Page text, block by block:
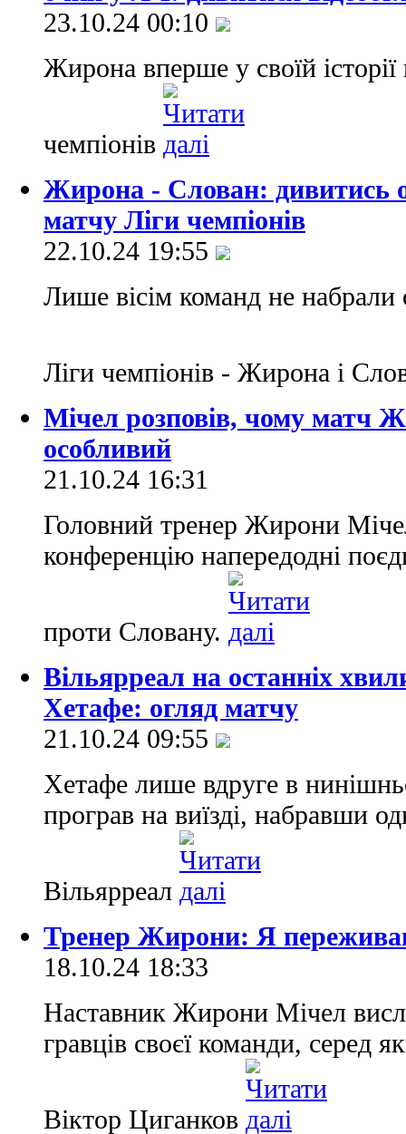
23.10.24 00:10
Жирона вперше у своїй історії
чемпіонів
Жирона - Слован: дивитись
матчу Ліги чемпіонів
22.10.24 19:55
Лише вісім команд не набрали
Ліги чемпіонів - Жирона і
Мічел розповів, чому матч
особливий
21.10.24 16:31
Головний тренер Жирони
конференцію напередодні
проти Словану.
Вільярреал на останніх
Хетафе: огляд матчу
21.10.24 09:55
Хетафе лише вдруге в
програв на виїзді, набравши
Вільярреал
Тренер Жирони: Я
18.10.24 18:33
Наставник Жирони Мічел
гравців своєї команди, серед
Віктор Циганков